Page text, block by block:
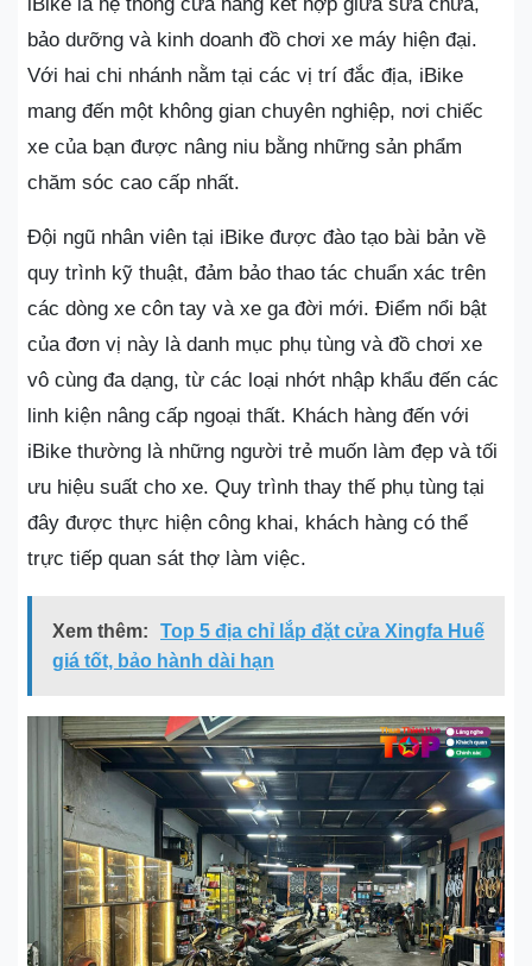
bảo dưỡng và kinh doanh đồ chơi xe máy hiện đại.
Với hai chi nhánh nằm tại các vị trí đắc địa, iBike
mang đến một không gian chuyên nghiệp, nơi chiếc
xe của bạn được nâng niu bằng những sản phẩm
chăm sóc cao cấp nhất.
Đội ngũ nhân viên tại iBike được đào tạo bài bản về
quy trình kỹ thuật, đảm bảo thao tác chuẩn xác trên
các dòng xe côn tay và xe ga đời mới. Điểm nổi bật
của đơn vị này là danh mục phụ tùng và đồ chơi xe
vô cùng đa dạng, từ các loại nhớt nhập khẩu đến các
linh kiện nâng cấp ngoại thất. Khách hàng đến với
iBike thường là những người trẻ muốn làm đẹp và tối
ưu hiệu suất cho xe. Quy trình thay thế phụ tùng tại
đây được thực hiện công khai, khách hàng có thể
trực tiếp quan sát thợ làm việc.
Xem thêm:
Top 5 địa chỉ lắp đặt cửa Xingfa Huế
giá tốt, bảo hành dài hạn